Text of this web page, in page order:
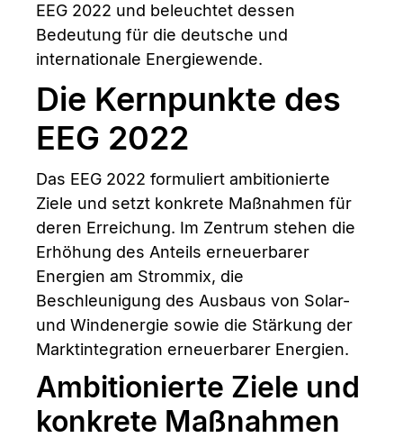
EEG 2022 und beleuchtet dessen
Bedeutung für die deutsche und
internationale Energiewende.
Die Kernpunkte des
EEG 2022
Das EEG 2022 formuliert ambitionierte
Ziele und setzt konkrete Maßnahmen für
deren Erreichung. Im Zentrum stehen die
Erhöhung des Anteils erneuerbarer
Energien am Strommix, die
Beschleunigung des Ausbaus von Solar-
und Windenergie sowie die Stärkung der
Marktintegration erneuerbarer Energien.
Ambitionierte Ziele und
konkrete Maßnahmen